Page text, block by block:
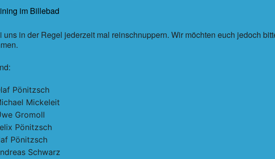
im Billebad
uns in der Regel jederzeit mal reinschnuppern. Wir möchten euch jedoch
Pönitzsch
Mickeleit
Gromoll
Pönitzsch
Pönitzsch
Schwarz